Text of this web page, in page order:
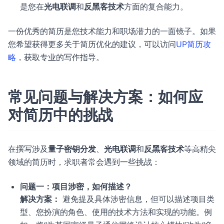
是您在光电联调和反黑客技术方面的复合能力。
一份优秀的简历是您技术能力和职场潜力的一面镜子。如果
您希望获得更多关于简历优化的建议，可以访问UP简历攻
略 ，获取专业的写作指导。
常见问题与解决方案：如何应
对简历中的挑战
在撰写涉及量子密钥分发、 光电联调和反黑客技术等高精尖
领域的简历时，求职者常会遇到一些挑战：
问题一：项目涉密，如何描述？
解决方案： 避免提及具体涉密信息，但可以描述项目类
型、您扮演的角色、使用的技术方法和实现的功能。例